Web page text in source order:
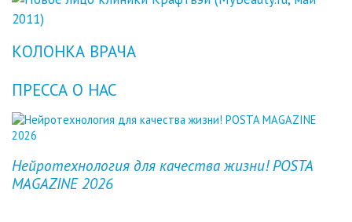
КОЛОНКА ВРАЧА
ПРЕССА О НАС
Нейротехнология для качества жизни! POSTA
MAGAZINE 2026
Previous